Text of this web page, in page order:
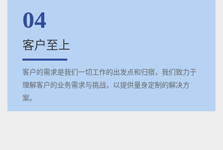
04
客户至上
客户的需求是我们一切工作的出发点和归宿，我们致力于
理解客户的业务需求与挑战，以提供量身定制的解决方
案。